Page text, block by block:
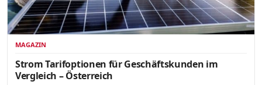
MAGAZIN
Strom Tarifoptionen für Geschäftskunden im
Vergleich – Österreich